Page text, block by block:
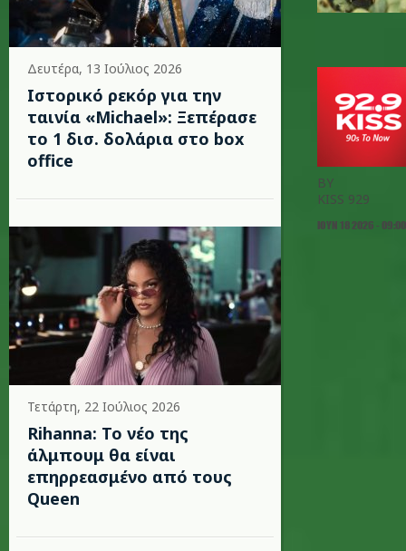
Δευτέρα, 13 Ιούλιος 2026
Ιστορικό ρεκόρ για την
ταινία «Michael»: Ξεπέρασε
το 1 δισ. δολάρια στο box
office
Τετάρτη, 22 Ιούλιος 2026
Rihanna: Το νέο της
άλμπουμ θα είναι
επηρρεασμένο από τους
Queen
BY
KISS 929
ΙΟΥΝ 18 2026 - 09:00